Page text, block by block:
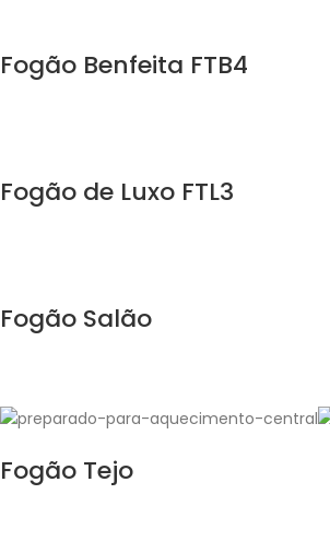
Fogão Benfeita FTB4
Fogão de Luxo FTL3
Fogão Salão
Fogão Tejo